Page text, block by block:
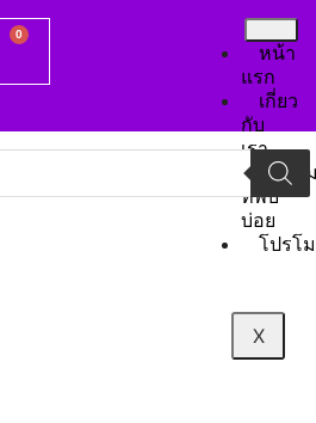
หน้า
แรก
เกี่ยว
กับ
เรา
คำถา
ที่พบ
บ่อย
โปรโ
X